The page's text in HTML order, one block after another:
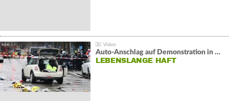
Auto-Anschlag auf Demonstration in München:
LEBENSLANGE HAFT